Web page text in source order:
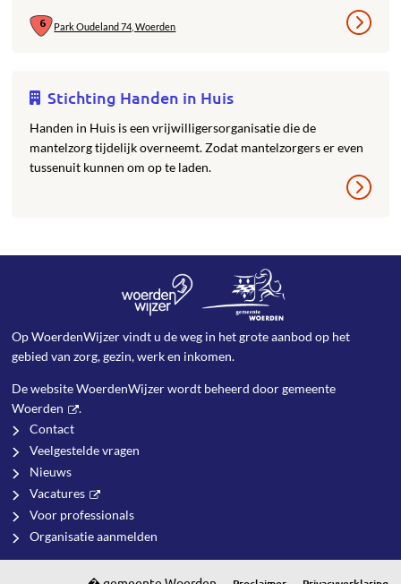
Park Oudeland 74, Woerden
Stichting Handen in Huis
Handen in Huis is een vrijwilligersorganisatie die de
mantelzorg tijdelijk overneemt. Zodat mantelzorgers er even
tussenuit kunnen om op te laden.
Op WoerdenWijzer vindt u de weg in het grote aanbod op het
gebied van zorg, gezin, werk en inkomen.
De website WoerdenWijzer wordt beheerd doorgemeente
Woerden
.
Contact
Veelgestelde vragen
Nieuws
Vacatures
Voor professionals
Organisatie aanmelden